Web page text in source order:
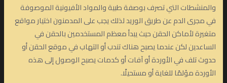
والمنشطات التي تصرف بوصفة طبية والمواد الأفيونية الموصوفة
في مجرى الدم عن طريق الوريد لذلك يجب على المدمنون اختيار مواقع
متغيرة لأماكن الحقن حيث يبدأ معظم المستخدمين بالحقن في
الساعدين لكن عندما يصبح هناك تندب أو التهاب في موقع الحقن أو
حدوث تلف في الأوردة أو آفات أو كدمات يصبح الوصول إلى هذه
الأوردة مؤلمًا للغاية أو مستحيلًا.